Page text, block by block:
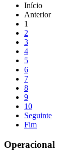
Início
Anterior
1
2
3
4
5
6
7
8
9
10
Seguinte
Fim
Operacional